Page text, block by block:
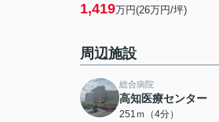
1,419万円(26万円/坪)
周辺施設
総合病院
高知医療センター
251ｍ（4分）